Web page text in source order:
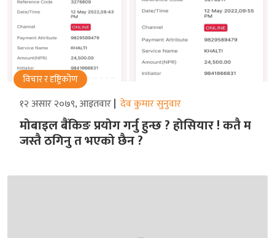
विचार र दृष्ट्रिकोण
१२ असार २०७९, आइतवार देव कुमार सुनुवार
मोबाइल बैंकिङ प्रयोग गर्नु हुन्छ ? होसियार ! कतै म
जस्तै ठगिनु त भएको छैन ?